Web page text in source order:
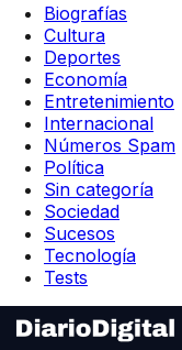
Biografías
Cultura
Deportes
Economía
Entretenimiento
Internacional
Números Spam
Política
Sin categoría
Sociedad
Sucesos
Tecnología
Tests